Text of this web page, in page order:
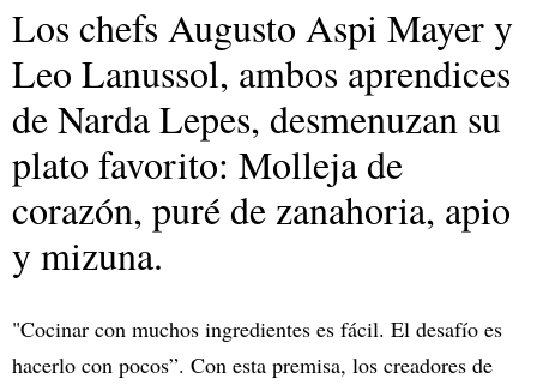
Los chefs Augusto Aspi Mayer y
Leo Lanussol, ambos aprendices
de Narda Lepes, desmenuzan su
plato favorito: Molleja de
corazón, puré de zanahoria, apio
y mizuna.
"Cocinar con muchos ingredientes es fácil. El desafío es
hacerlo con pocos”. Con esta premisa, los creadores de